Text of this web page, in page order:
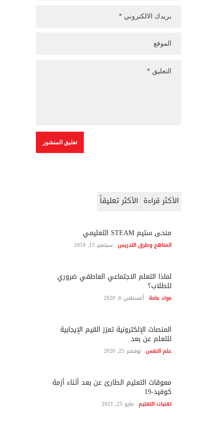
الأكثر قراءة الأكثر تعليقاً
منحى ستيم STEAM التعليمي
المناهج وطرق التدريس سبتمبر 15, 2019
لماذا التعلم الاجتماعي العاطفي ضروري
للطلاب؟
مواد عامة أغسطس 6, 2020
المنصات الإلكترونية تعزز القيم الإيجابية
للتعلم عن بعد
علم النفس نوفمبر 25, 2020
معوقات التعليم الطارئ عن بعد أثناء أزمة
كوفيد-19
تقنيات التعليم مايو 25, 2021